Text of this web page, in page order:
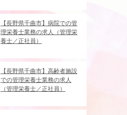
【長野県千曲市】病院での管
理栄養士業務の求人（管理栄
養士／正社員）
【長野県千曲市】高齢者施設
での管理栄養士業務の求人
（管理栄養士／正社員）